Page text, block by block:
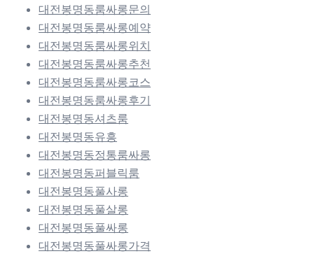
대전봉명동룸싸롱문의
대전봉명동룸싸롱예약
대전봉명동룸싸롱위치
대전봉명동룸싸롱추천
대전봉명동룸싸롱코스
대전봉명동룸싸롱후기
대전봉명동셔츠룸
대전봉명동유흥
대전봉명동정통룸싸롱
대전봉명동퍼블릭룸
대전봉명동풀사롱
대전봉명동풀살롱
대전봉명동풀싸롱
대전봉명동풀싸롱가격